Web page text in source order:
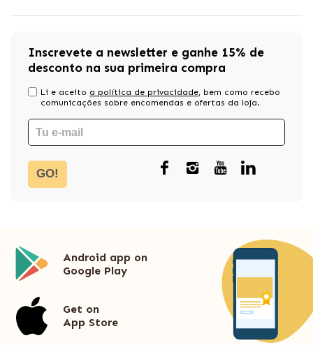
Inscrevete a newsletter e ganhe 15% de
desconto na sua primeira compra
Li e aceito a política de privacidade, bem como recebo
comunicações sobre encomendas e ofertas da loja.
GO!
Android app on
Google Play
Get on
App Store